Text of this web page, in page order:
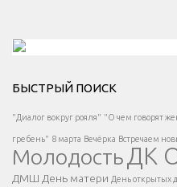
Есть вопрос?
Напишите нам
</span >
БЫСТРЫЙ ПОИСК
"Диалог вокруг рояля" "О чем говорят
гребень" 8 марта Вечёрка Встречаем
МолодостьДК
ДМШ День матери День открытых